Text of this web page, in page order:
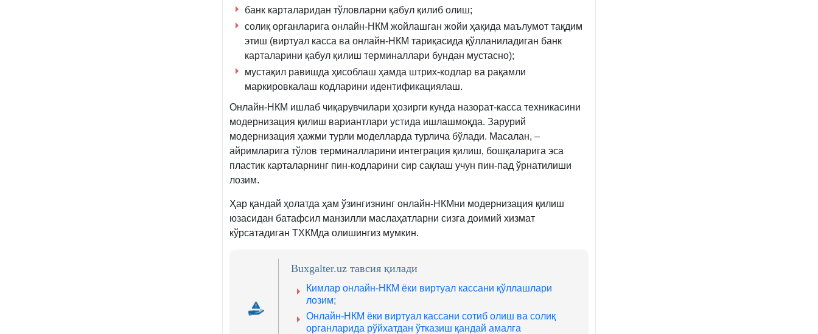
йилдаги
ПҚ-5252-
қарорнинг
2-
б.
банк карталаридан тўловларни қабул қилиб олиш;
солиқ органларига онлайн-НКМ жойлашган жойи ҳақида маълумот тақдим
этиш (виртуал касса ва онлайн-НКМ тариқасида қўлланиладиган банк
карталарини қабул қилиш терминаллари бундан мустасно);
мустақил равишда ҳисоблаш ҳамда штрих-кодлар ва рақамли
маркировкалаш кодларини идентификациялаш.
Онлайн-НКМ ишлаб чиқарувчилари ҳозирги кунда назорат-касса техникасини
модернизация қилиш вариантлари устида ишлашмоқда. Зарурий
модернизация ҳажми турли моделларда турлича бўлади. Масалан, –
айримларига тўлов терминалларини интеграция қилиш, бошқаларига эса
пластик карталарнинг пин-кодларини сир сақлаш учун пин-пад ўрнатилиши
лозим.
Ҳар қандай ҳолатда ҳам ўзингизнинг онлайн-НКМни модернизация қилиш
юзасидан батафсил манзилли маслаҳатларни сизга доимий хизмат
кўрсатадиган ТХКМда олишингиз мумкин.
Buxgalter.uz тавсия қилади
Кимлар онлайн-НКМ ёки виртуал кассани қўллашлари
лозим;
Онлайн-НКМ ёки виртуал кассани сотиб олиш ва солиқ
органларида рўйхатдан ўтказиш қандай амалга